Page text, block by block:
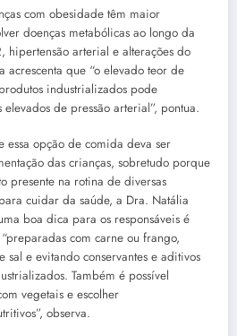
com obesidade têm maior
doenças metabólicas ao longo da
hipertensão arterial e alterações do
acrescenta que “o elevado teor de
industrializados pode
de pressão arterial”, pontua.
essa opção de comida deva ser
das crianças, sobretudo porque
presente na rotina de diversas
cuidar da saúde, a Dra. Natália
boa dica para os responsáveis é
com carne ou frango,
e evitando conservantes e aditivos
Também é possível
vegetais e escolher
observa.